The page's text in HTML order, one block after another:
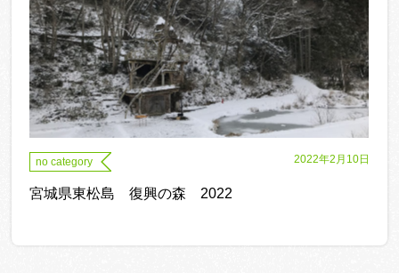
no category 2022年2月10日
宮城県東松島 復興の森 2022